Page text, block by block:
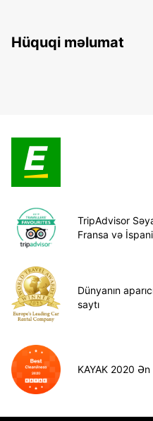
Hüquqi məlumat
TripAdvisor
Fransa və
Dünyanın
saytı
KAYAK 2020